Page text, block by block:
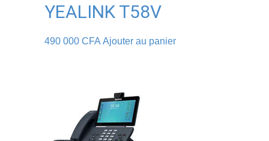
YEALINK T58V
490 000CFA Ajouter au panier